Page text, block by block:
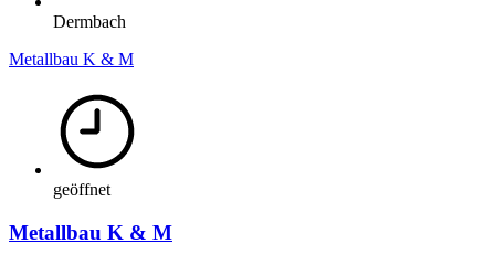
Dermbach
Metallbau K & M
geöffnet
Metallbau K & M